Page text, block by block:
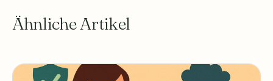
Ähnliche Artikel